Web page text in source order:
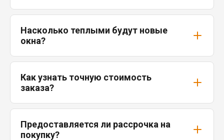
Насколько теплыми будут новые
окна?
Как узнать точную стоимость
заказа?
Предоставляется ли рассрочка на
покупку?